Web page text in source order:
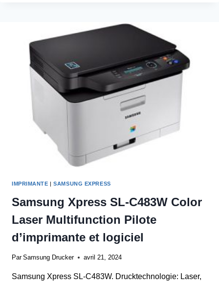
D’IMPRIMANTE
LOGICIEL
IMPRIMANTE |SAMSUNG EXPRESS
Samsung Xpress SL-C483W Color
Laser Multifunction Pilote
d’imprimante et logiciel
Par Samsung Drucker avril 21, 2024
Samsung Xpress SL-C483W. Drucktechnologie: Laser,